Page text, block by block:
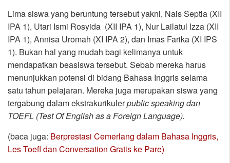
Lima siswa yang beruntung tersebut yakni, Nais Septia (XII
IPA 1), Utari Ismi Rosyida (XII IPA 1), Nur Lailatul Izza (XII
IPA 1), Annisa Uromah (XI IPA 2), dan Imas Farika (XI IPS
1). Bukan hal yang mudah bagi kelimanya untuk
mendapatkan beasiswa tersebut. Sebab mereka harus
menunjukkan potensi di bidang Bahasa Inggris selama
satu tahun pelajaran. Mereka juga merupakan siswa yang
tergabung dalam ekstrakurikulerpublic speaking dan
TOEFL (Test Of English as a Foreign Language).
(baca juga: Berprestasi Cemerlang dalam Bahasa Inggris,
Les Toefl dan Conversation Gratis ke Pare)